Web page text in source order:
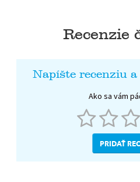
Recenzie
Napíšte recenziu
Ako sa vám
PRIDAŤ